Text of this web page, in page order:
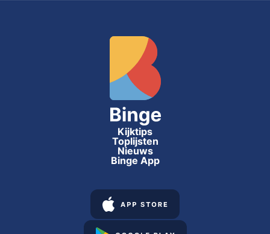
Kijktips
Toplijsten
Nieuws
Binge App